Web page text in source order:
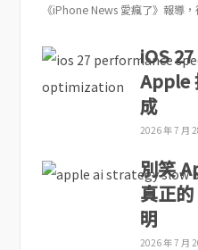
《iPhone News 愛瘋了》報導
iOS 27
Apple
成
2026 年 7 月
別笑
真正
明
2026 年 7 月